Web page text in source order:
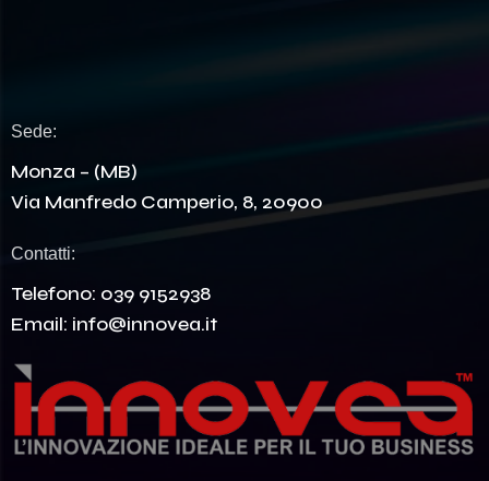
Sede:
Monza – (MB)
Via Manfredo Camperio, 8, 20900
Contatti:
Telefono: 039 9152938
Email: info@innovea.it